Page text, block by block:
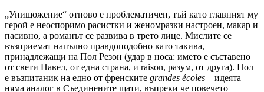
„Унищожение“ отново е проблематичен, тъй като главният му
герой е неоспоримо расистки и женомразки настроен, макар и
пасивно, а романът се развива в трето лице. Мислите се
възприемат напълно правдоподобно като такива,
принадлежащи на Пол Резон (удар в носа: името е съставено
от свети Павел, от една страна, и raison, разум, от друга). Пол
е възпитаник на едно от френските grandes écoles – идеята
няма аналог в Съединените щати, въпреки че повечето